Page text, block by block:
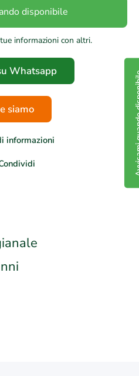
disponibile
informazioni con altri.
Whatsapp
siamo
informazioni